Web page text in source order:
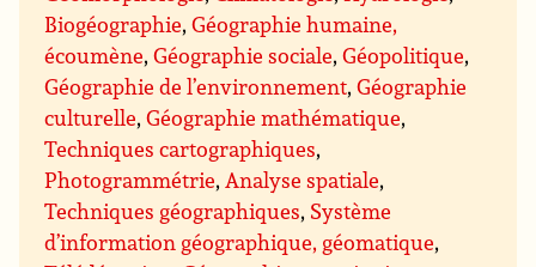
Biogéographie,Géographie humaine,
écoumène,Géographie sociale,Géopolitique,
Géographie de l’environnement,Géographie
culturelle,Géographie mathématique,
Techniques cartographiques,
Photogrammétrie, Analyse spatiale,
Techniques géographiques, Système
d’information géographique, géomatique,